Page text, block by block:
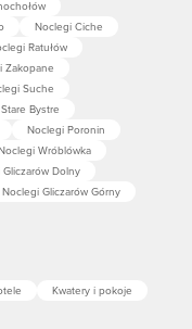
Noclegi Ciche
Ratułów
Zakopane
Suche
Bystre
Noclegi Poronin
Wróblówka
Dolny
Noclegi Gliczarów Górny
Kwatery i pokoje